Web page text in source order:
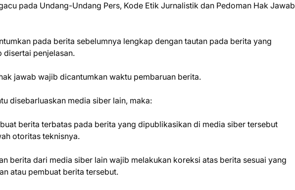
pada Undang-Undang Pers, Kode Etik Jurnalistik dan Pedoman Hak Jawab
pada berita sebelumnya lengkap dengan tautan pada berita yang
disertai penjelasan.
jawab wajib dicantumkan waktu pembaruan berita.
disebarluaskan media siber lain, maka:
berita terbatas pada berita yang dipublikasikan di media siber tersebut
otoritas teknisnya.
berita dari media siber lain wajib melakukan koreksi atas berita sesuai yang
atau pembuat berita tersebut.